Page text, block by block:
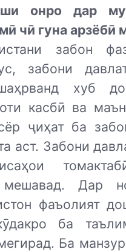
онро дар
чӣ гуна арзёбӣ
забон
забони
хуб
касбӣ ва
ҷиҳат ба
аст. Забони
Дар
фаъолият
ба
Ба